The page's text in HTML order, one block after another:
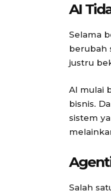
AI
Selama
berubah
justru
AI mulai
bisnis.
sistem
Salah